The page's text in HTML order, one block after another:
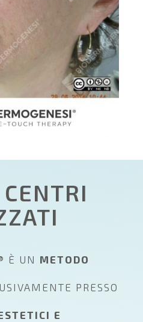
È UN METODO
PRESSO
E